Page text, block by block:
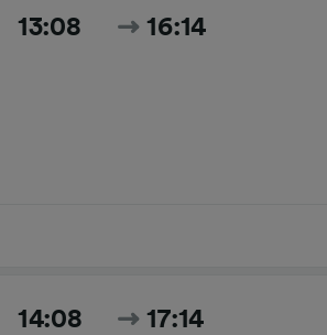
13:08 16:14
14:08 17:14